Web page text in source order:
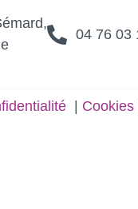
04 76 03
| Cookies